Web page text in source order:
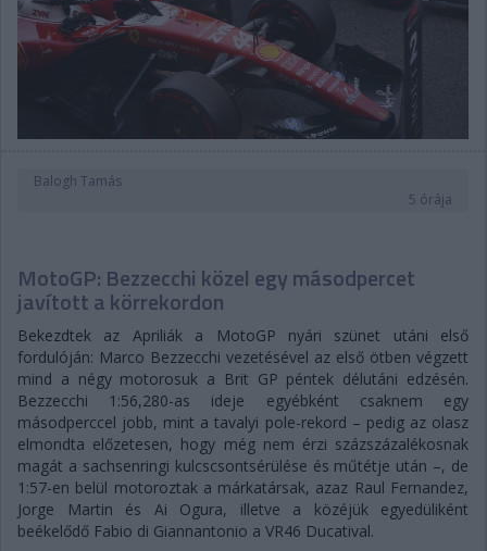
Balogh Tamás
5 órája
MotoGP: Bezzecchi közel egy másodpercet
javított a körrekordon
Bekezdtek az Apriliák a MotoGP nyári szünet utáni első
fordulóján: Marco Bezzecchi vezetésével az első ötben végzett
mind a négy motorosuk a Brit GP péntek délutáni edzésén.
Bezzecchi 1:56,280-as ideje egyébként csaknem egy
másodperccel jobb, mint a tavalyi pole-rekord – pedig az olasz
elmondta előzetesen, hogy még nem érzi százszázalékosnak
magát a sachsenringi kulcscsontsérülése és műtétje után –, de
1:57-en belül motoroztak a márkatársak, azaz Raul Fernandez,
Jorge Martin és Ai Ogura, illetve a közéjük egyedüliként
beékelődő Fabio di Giannantonio a VR46 Ducatival.